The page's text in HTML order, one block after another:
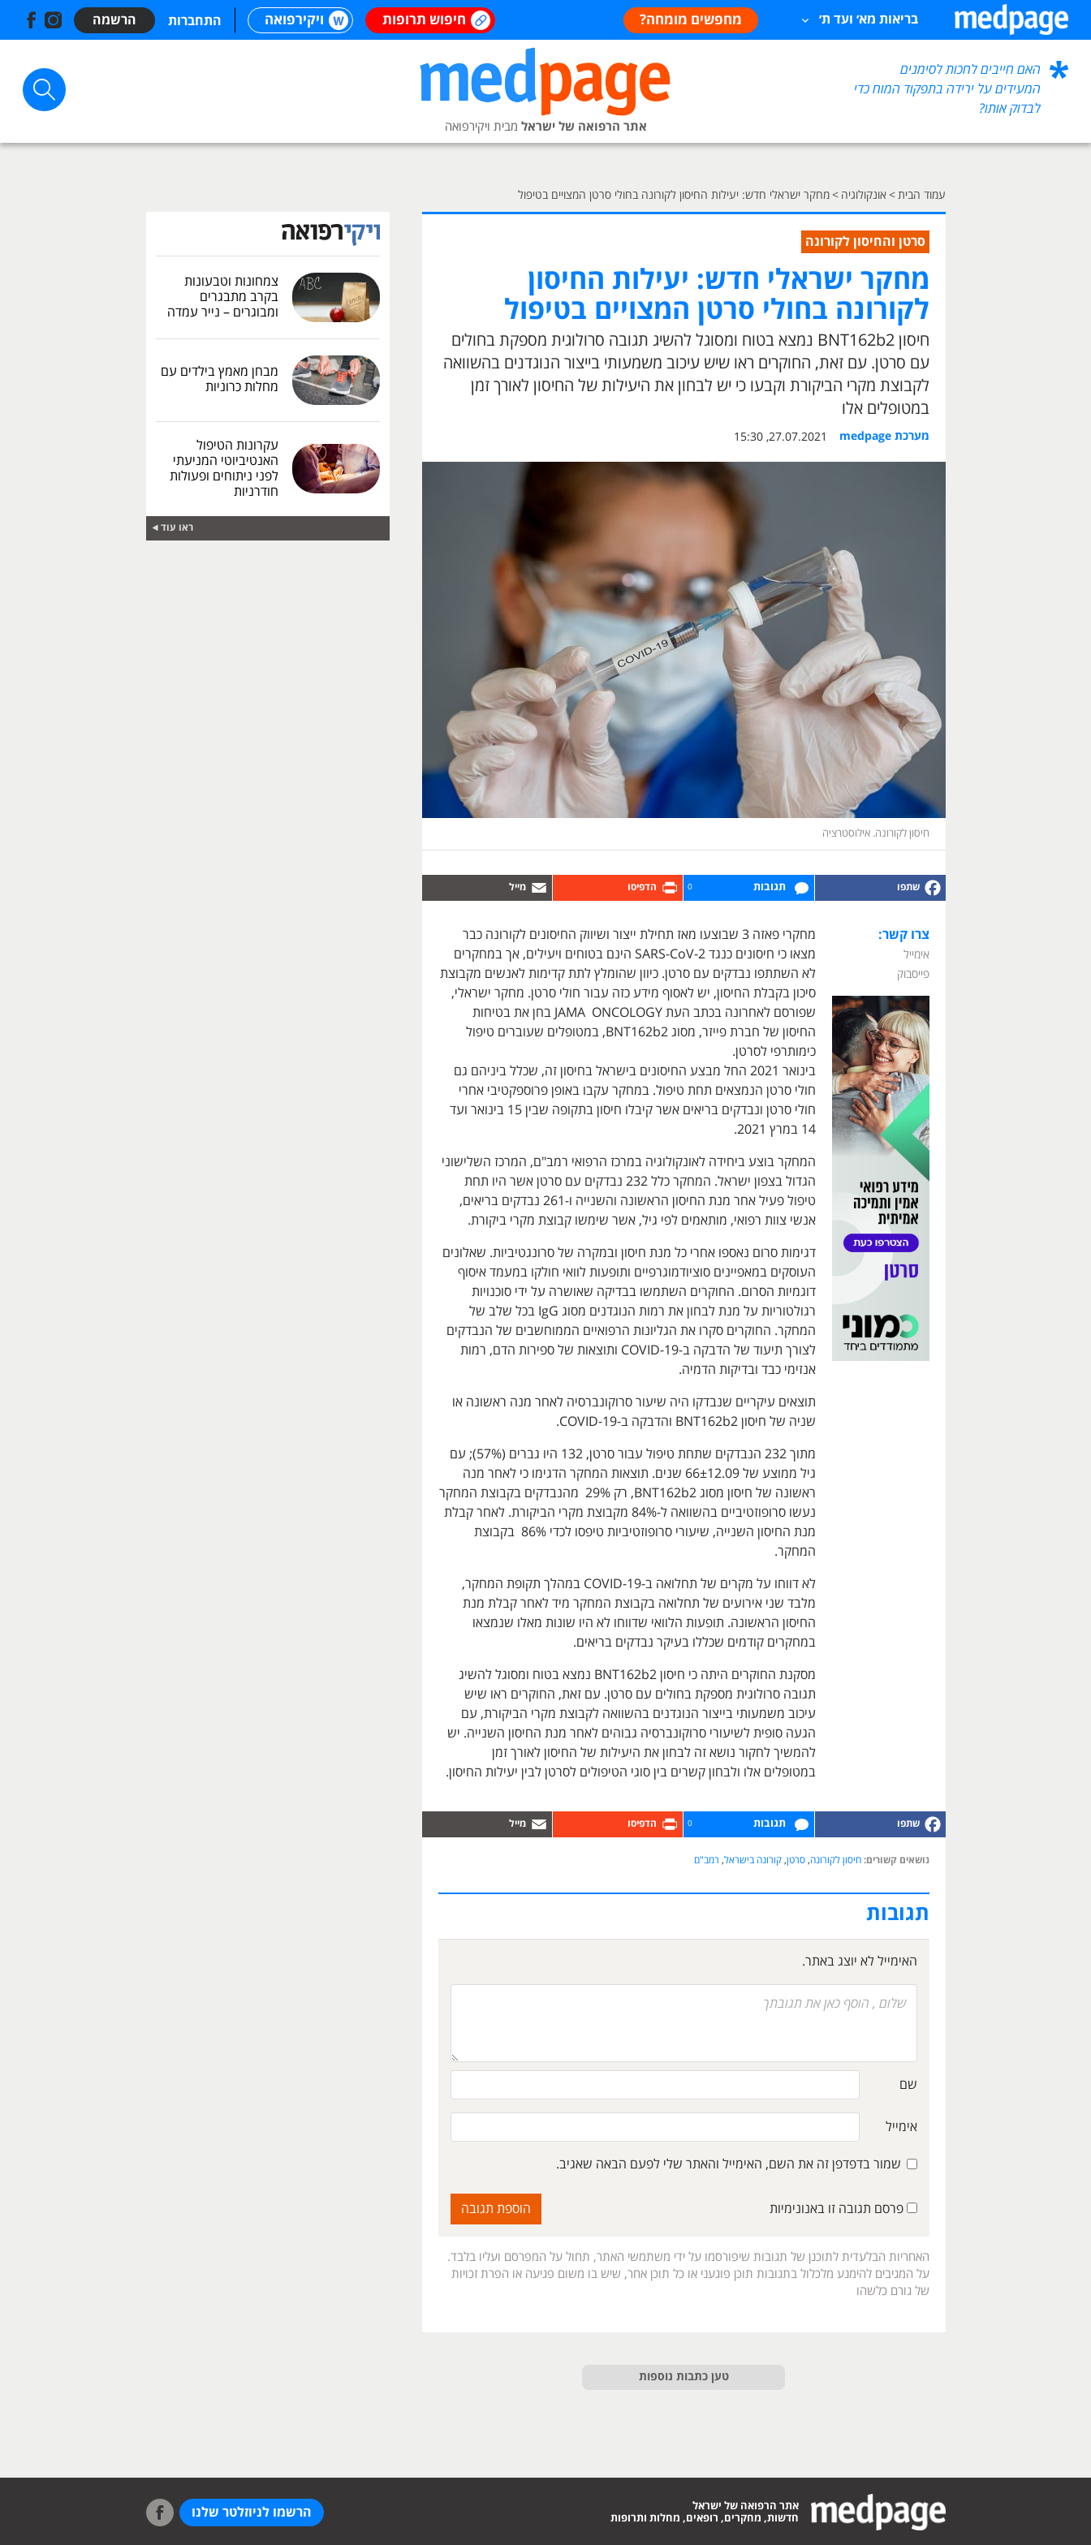
בריאות מא׳ ועד ת׳ מחפשים מומחה? חיפוש תרופות ויקירפואה התחברות הרשמה
האם חייבים לחכות לסימנים
המעידים על ירידה בתפקוד המוח כדי
לבדוק אותו?
אתר הרפואה של ישראל מבית ויקירפואה
עמוד הבית > אונקולוגיה > מחקר ישראלי חדש: יעילות החיסון לקורונה בחולי סרטן המצויים בטיפול
סרטן והחיסון לקורונה
מחקר ישראלי חדש: יעילות החיסון
לקורונה בחולי סרטן המצויים בטיפול
חיסון BNT162b2 נמצא בטוח ומסוגל להשיג תגובה סרולוגית מספקת בחולים
עם סרטן. עם זאת, החוקרים ראו שיש עיכוב משמעותי בייצור הנוגדנים בהשוואה
לקבוצת מקרי הביקורת וקבעו כי יש לבחון את היעילות של החיסון לאורך זמן
במטופלים אלו
מערכת medpage 27.07.2021, 15:30
חיסון לקורונה. אילוסטרציה
תגובות 0
צרו קשר:
אימייל
פייסבוק
מחקרי פאזה 3 שבוצעו מאז תחילת ייצור ושיווק החיסונים לקורונה כבר
מצאו כי חיסונים כנגד SARS-CoV-2 הינם בטוחים ויעילים, אך במחקרים
לא השתתפו נבדקים עם סרטן. כיוון שהומלץ לתת קדימות לאנשים מקבוצת
סיכון בקבלת החיסון, יש לאסוף מידע כזה עבור חולי סרטן. מחקר ישראלי,
שפורסם לאחרונה בכתב העת JAMA ONCOLOGY בחן את בטיחות
החיסון של חברת פייזר, מסוג BNT162b2, במטופלים שעוברים טיפול
כימותרפי לסרטן.
בינואר 2021 החל מבצע החיסונים בישראל בחיסון זה, שכלל ביניהם גם
חולי סרטן הנמצאים תחת טיפול. במחקר עקבו באופן פרוספקטיבי אחרי
חולי סרטן ונבדקים בריאים אשר קיבלו חיסון בתקופה שבין 15 בינואר ועד
14 במרץ 2021.
המחקר בוצע ביחידה לאונקולוגיה במרכז הרפואי רמב"ם, המרכז השלישוני
הגדול בצפון ישראל. המחקר כלל 232 נבדקים עם סרטן אשר היו תחת
טיפול פעיל אחר מנת החיסון הראשונה והשנייה ו-261 נבדקים בריאים,
אנשי צוות רפואי, מותאמים לפי גיל, אשר שימשו קבוצת מקרי ביקורת.
דגימות סרום נאספו אחרי כל מנת חיסון ובמקרה של סרונגטיביות. שאלונים
העוסקים במאפיינים סוציודמוגרפיים ותופעות לוואי חולקו במעמד איסוף
דוגמיות הסרום. החוקרים השתמשו בבדיקה שאושרה על ידי סוכנויות
רגולטוריות על מנת לבחון את רמות הנוגדנים מסוג IgG בכל שלב של
המחקר. החוקרים סקרו את הגליונות הרפואיים הממוחשבים של הנבדקים
לצורך תיעוד של הדבקה ב-COVID-19 ותוצאות של ספירות הדם, רמות
אנזימי כבד ובדיקות הדמיה.
תוצאים עיקריים שנבדקו היה שיעור סרוקונברסיה לאחר מנה ראשונה או
שניה של חיסון BNT162b2 והדבקה ב-COVID-19.
מתוך 232 הנבדקים שתחת טיפול עבור סרטן, 132 היו גברים (57%); עם
גיל ממוצע של 66±12.09 שנים. תוצאות המחקר הדגימו כי לאחר מנה
ראשונה של חיסון מסוג BNT162b2, רק 29% מהנבדקים בקבוצת המחקר
נעשו סרופוזטיביים בהשוואה ל-84% מקבוצת מקרי הביקורת. לאחר קבלת
מנת החיסון השנייה, שיעורי סרופוזטיביות טיפסו לכדי 86% בקבוצת
המחקר.
לא דווחו על מקרים של תחלואה ב-COVID-19 במהלך תקופת המחקר,
מלבד שני אירועים של תחלואה בקבוצת המחקר מיד לאחר קבלת מנת
החיסון הראשונה. תופעות הלוואי שדווחו לא היו שונות מאלו שנמצאו
במחקרים קודמים שכללו בעיקר נבדקים בריאים.
מסקנת החוקרים היתה כי חיסון BNT162b2 נמצא בטוח ומסוגל להשיג
תגובה סרולוגית מספקת בחולים עם סרטן. עם זאת, החוקרים ראו שיש
עיכוב משמעותי בייצור הנוגדנים בהשוואה לקבוצת מקרי הביקורת, עם
הגעה סופית לשיעורי סרוקונברסיה גבוהים לאחר מנת החיסון השנייה. יש
להמשיך לחקור נושא זה לבחון את היעילות של החיסון לאורך זמן
במטופלים אלו ולבחון קשרים בין סוגי הטיפולים לסרטן לבין יעילות החיסון.
תגובות 0
נושאים קשורים: חיסון לקורונה,סרטן,קורונה בישראל, רמב"ם
תגובות
האימייל לא יוצג באתר.
שם
אימייל
שמור בדפדפן זה את השם, האימייל והאתר שלי לפעם הבאה שאגיב.
פרסם תגובה זו באנונימיות
האחריות הבלעדית לתוכנן של תגובות שיפורסמו על ידי משתמשי האתר, תחול על המפרסם ועליו בלבד.
על המגיבים להימנע מלכלול בתגובות תוכן פוגעני או כל תוכן אחר, שיש בו משום פגיעה או הפרת זכויות
של גורם כלשהו
טען כתבות נוספות
צמחונות וטבעונות
בקרב מתבגרים
ומבוגרים – נייר עמדה
מבחן מאמץ בילדים עם
מחלות כרוניות
עקרונות הטיפול
האנטיביוטי המניעתי
לפני ניתוחים ופעולות
חודרניות
ראו עוד
אתר הרפואה של ישראל
חדשות, מחקרים, רופאים, מחלות ותרופות
הרשמו לניוזלטר שלנו